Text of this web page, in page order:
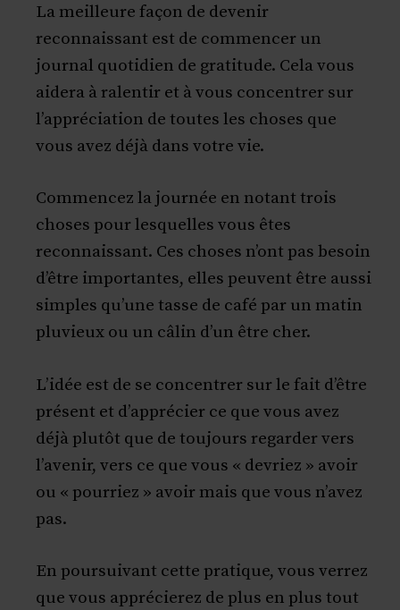
La meilleure façon de devenir
reconnaissant est de commencer un
journal quotidien de gratitude. Cela vous
aidera à ralentir et à vous concentrer sur
l’appréciation de toutes les choses que
vous avez déjà dans votre vie.
Commencez la journée en notant trois
choses pour lesquelles vous êtes
reconnaissant. Ces choses n’ont pas besoin
d’être importantes, elles peuvent être aussi
simples qu’une tasse de café par un matin
pluvieux ou un câlin d’un être cher.
L’idée est de se concentrer sur le fait d’être
présent et d’apprécier ce que vous avez
déjà plutôt que de toujours regarder vers
l’avenir, vers ce que vous « devriez » avoir
ou « pourriez » avoir mais que vous n’avez
pas.
En poursuivant cette pratique, vous verrez
que vous apprécierez de plus en plus tout